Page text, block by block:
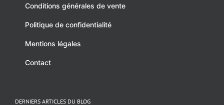
Conditions générales de vente
Politique de confidentialité
Mentions légales
Contact
DERNIERS ARTICLES DU BLOG